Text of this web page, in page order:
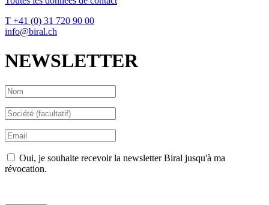
T +41 (0) 31 720 90 00
info@biral.ch
NEWSLETTER
Oui, je souhaite recevoir la newsletter Biral jusqu'à ma
révocation.